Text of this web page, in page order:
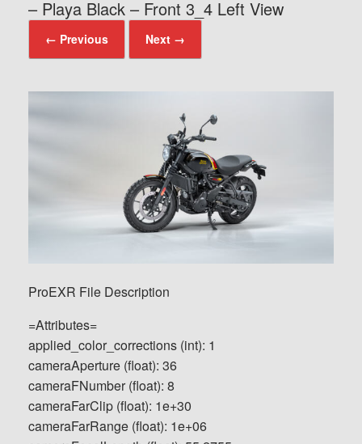
– Playa Black – Front 3_4 Left View
← Previous Next →
ProEXR File Description
=Attributes=
applied_color_corrections (int): 1
cameraAperture (float): 36
cameraFNumber (float): 8
cameraFarClip (float): 1e+30
cameraFarRange (float): 1e+06